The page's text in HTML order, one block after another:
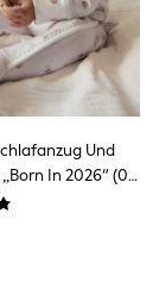
Und
In 2026“ (0–